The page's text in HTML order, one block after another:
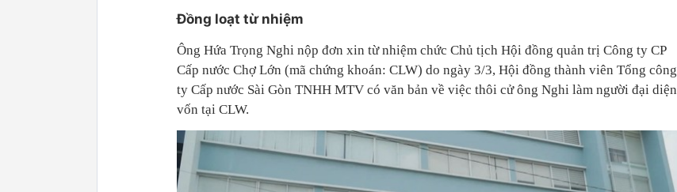
Đồng loạt từ nhiệm
Ông Hứa Trọng Nghi nộp đơn xin từ nhiệm chức Chủ tịch Hội đồng quản trị Công ty CP
Cấp nước Chợ Lớn (mã chứng khoán: CLW) do ngày 3/3, Hội đồng thành viên Tổng công
ty Cấp nước Sài Gòn TNHH MTV có văn bản về việc thôi cử ông Nghi làm người đại diện
vốn tại CLW.